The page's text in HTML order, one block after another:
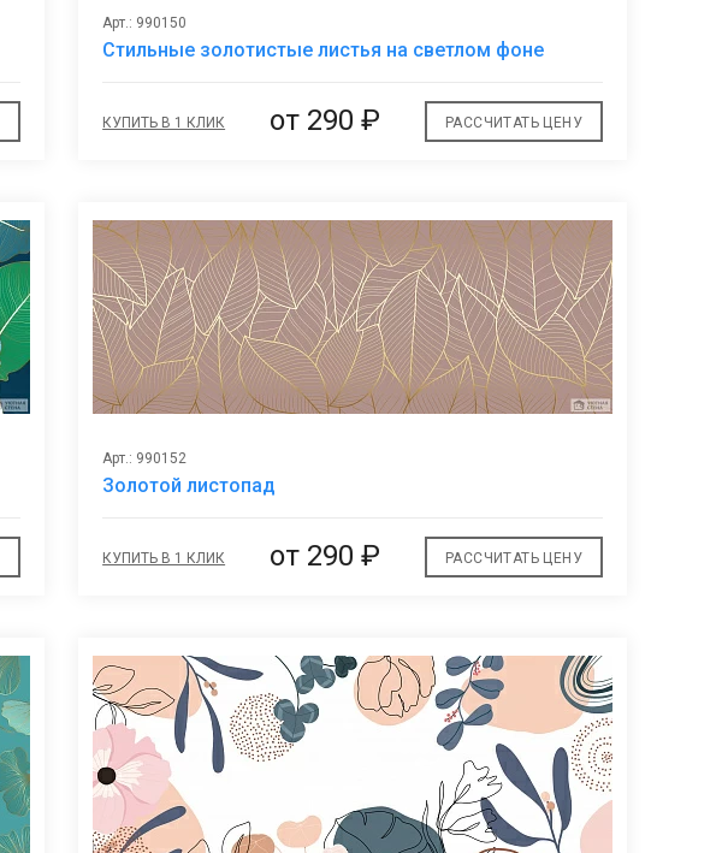
избранное
Арт.: 990150
Стильные золотистые листья на светлом фоне
КУПИТЬ В 1 КЛИК от 290 ₽ РАССЧИТАТЬ ЦЕНУ
избранное
Арт.: 990152
Золотой листопад
КУПИТЬ В 1 КЛИК от 290 ₽ РАССЧИТАТЬ ЦЕНУ